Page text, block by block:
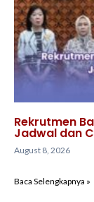
Rekrutmen
Jadwal dan
August 8, 2026
Baca Selengkapnya »